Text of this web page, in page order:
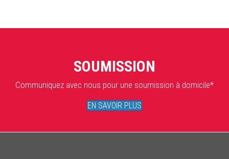
SOUMISSION
Communiquez avec nous pour une soumission à domicile*
EN SAVOIR PLUS